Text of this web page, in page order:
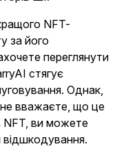
NFT-
за його
переглянути
стягує
Однак,
не вважаєте, що це
NFT, ви можете